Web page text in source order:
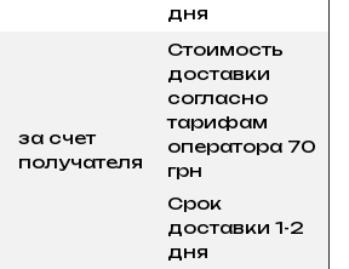
дня
за счет
получателя
Стоимость
доставки
согласно
тарифам
оператора 70
грн
Срок
доставки 1-2
дня